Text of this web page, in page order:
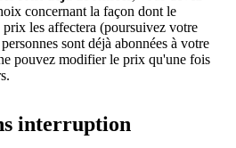
concernant la façon dont le
prix les affectera (poursuivez votre
sont déjà abonnées à votre
pouvez modifier le prix qu'une fois
interruption